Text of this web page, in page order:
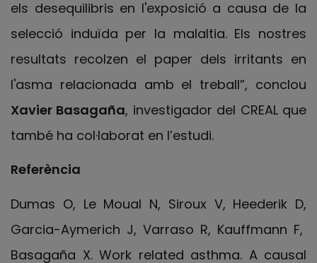
els desequilibris en l'exposició a causa de la
selecció induïda per la malaltia. Els nostres
resultats recolzen el paper dels irritants en
l'asma relacionada amb el treball”, conclou
Xavier Basagaña, investigador del CREAL que
també ha col·laborat en l’estudi.
Referència
Dumas O, Le Moual N, Siroux V, Heederik D,
Garcia-Aymerich J, Varraso R, Kauffmann F,
Basagaña X. Work related asthma. A causal